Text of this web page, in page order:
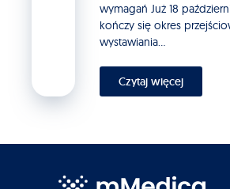
wymagań Już 18
kończy się okres
wystawiania...
Czytaj więcej